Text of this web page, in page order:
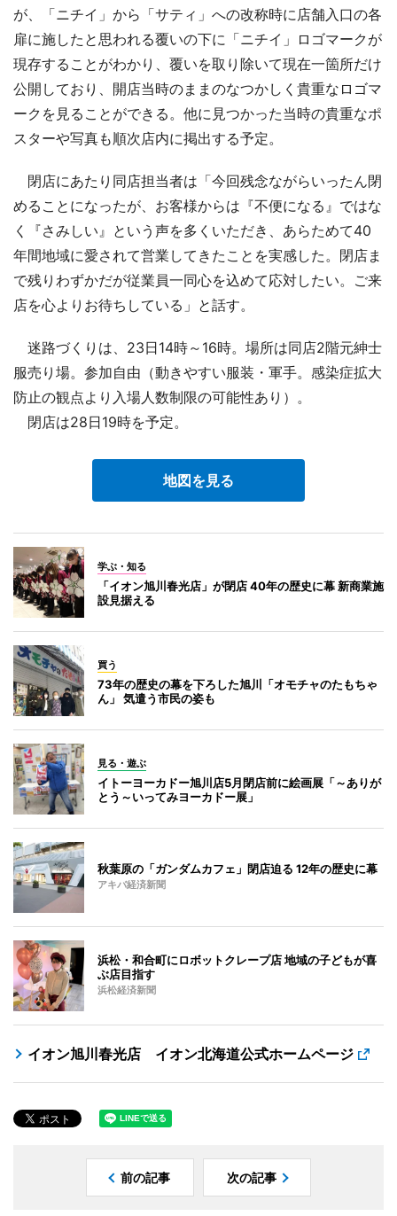
が、「ニチイ」から「サティ」への改称時に店舗入口の各
扉に施したと思われる覆いの下に「ニチイ」ロゴマークが
現存することがわかり、覆いを取り除いて現在一箇所だけ
公開しており、開店当時のままのなつかしく貴重なロゴマ
ークを見ることができる。他に見つかった当時の貴重なポ
スターや写真も順次店内に掲出する予定。
閉店にあたり同店担当者は「今回残念ながらいったん閉
めることになったが、お客様からは『不便になる』ではな
く『さみしい』という声を多くいただき、あらためて40
年間地域に愛されて営業してきたことを実感した。閉店ま
で残りわずかだが従業員一同心を込めて応対したい。ご来
店を心よりお待ちしている」と話す。
迷路づくりは、23日14時～16時。場所は同店2階元紳士
服売り場。参加自由（動きやすい服装・軍手。感染症拡大
防止の観点より入場人数制限の可能性あり）。
閉店は28日19時を予定。
地図を見る
学ぶ・知る
「イオン旭川春光店」が閉店 40年の歴史に幕 新商業施
設見据える
買う
73年の歴史の幕を下ろした旭川「オモチャのたもちゃ
ん」 気遣う市民の姿も
見る・遊ぶ
イトーヨーカドー旭川店5月閉店前に絵画展「～ありが
とう～いってみヨーカドー展」
秋葉原の「ガンダムカフェ」閉店迫る 12年の歴史に幕
アキバ経済新聞
浜松・和合町にロボットクレープ店 地域の子どもが喜
ぶ店目指す
浜松経済新聞
イオン旭川春光店 イオン北海道公式ホームページ
前の記事 次の記事